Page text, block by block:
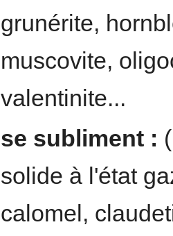
grunérite,
muscovite,
valentinite...
se subliment :
solide à l'état
calomel,